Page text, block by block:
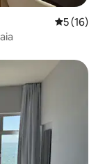
5 de uma
5 (16)